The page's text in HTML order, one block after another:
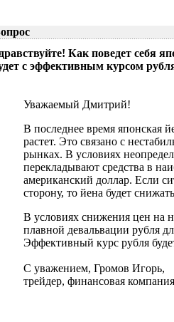
Как поведет себя
с эффективным курсом
Уважаемый Дмитрий!
В последнее время
растет. Это связано с
рынках. В условиях
перекладывают средства в
американский доллар. Если
сторону, то йена будет
В условиях снижения цен на
плавной девальвации рубля
Эффективный курс рубля
С уважением, Громов Игорь,
трейдер, финансовая